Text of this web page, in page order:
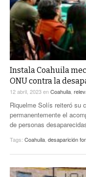
Instala Coahuila
ONU contra la
12 abril, 2023enCoahuila
Riquelme Solís reiteró su
permanentemente el
de personas
Tags: Coahuila desaparición